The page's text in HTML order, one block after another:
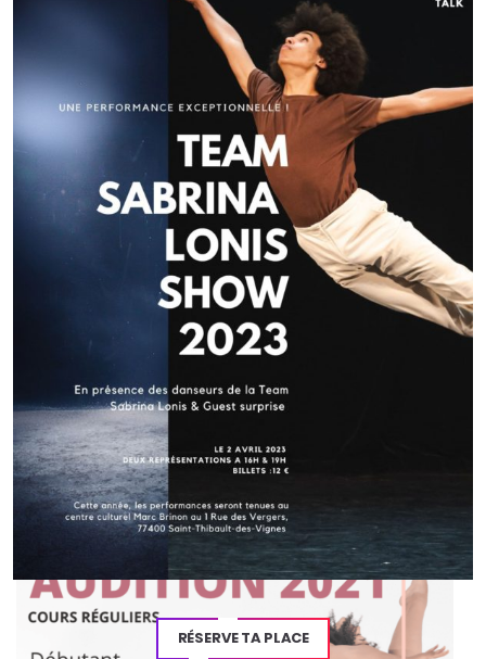
Musée Grévin, les Galeries Lafayette, …
4 tableaux complets avec les danseurs de la
TeamSabrinaLonis
2,5 mois de travail
35 danseurs âgés de 8 à 16 ans feront une performance à
la Scène Musicale, lieu connu pour accueillir les
Victoires de la Musique et le NRJ Music Award.
Nous vous donnons rendez-vous dimanche 19 décembre
2021 à la Seine Musicale de Boulogne Billancourt ou sur
Nous comptons sur votre soutien pour voter pour Enzo !!
Navigation
de
l’article
RÉSERVE TA PLACE